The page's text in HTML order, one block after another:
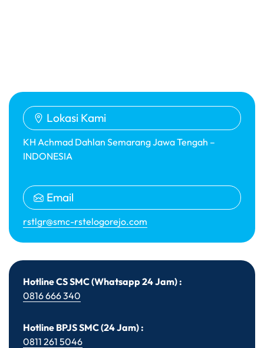
Lokasi Kami
KH Achmad Dahlan Semarang Jawa Tengah –
INDONESIA
Email
rstlgr@smc-rstelogorejo.com
Hotline CS SMC (Whatsapp 24 Jam) :
0816 666 340
Hotline BPJS SMC (24 Jam) :
0811 261 5046